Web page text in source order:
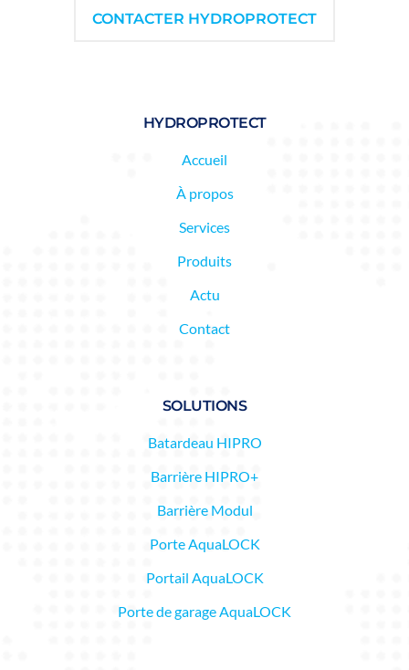
CONTACTER HYDROPROTECT
HYDROPROTECT
Accueil
À propos
Services
Produits
Actu
Contact
SOLUTIONS
Batardeau HIPRO
Barrière HIPRO+
Barrière Modul
Porte AquaLOCK
Portail AquaLOCK
Porte de garage AquaLOCK